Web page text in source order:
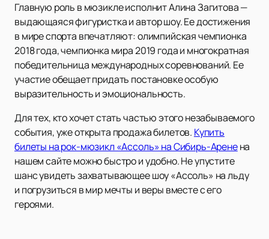
Главную роль в мюзикле исполнит Алина Загитова —
выдающаяся фигуристка и автор шоу. Ее достижения
в мире спорта впечатляют: олимпийская чемпионка
2018 года, чемпионка мира 2019 года и многократная
победительница международных соревнований. Ее
участие обещает придать постановке особую
выразительность и эмоциональность.
Для тех, кто хочет стать частью этого незабываемого
события, уже открыта продажа билетов. Купить
билеты на рок-мюзикл «Ассоль» на Сибирь-Аренена
нашем сайте можно быстро и удобно. Не упустите
шанс увидеть захватывающее шоу «Ассоль» на льду
и погрузиться в мир мечты и веры вместе с его
героями.